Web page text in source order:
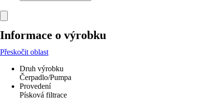
Informace o výrobku
Přeskočit oblast
Druh výrobku
Čerpadlo/Pumpa
Provedení
Písková filtrace